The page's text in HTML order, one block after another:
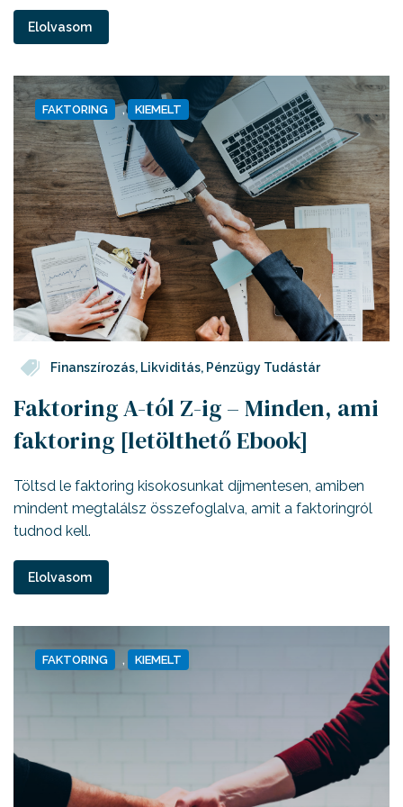
Elolvasom
FAKTORING , KIEMELT
Finanszírozás, Likviditás, Pénzügy Tudástár
Faktoring A-tól Z-ig – Minden, ami
faktoring [letölthető Ebook]
Töltsd le faktoring kisokosunkat díjmentesen, amiben
mindent megtalálsz összefoglalva, amit a faktoringról
tudnod kell.
Elolvasom
FAKTORING , KIEMELT